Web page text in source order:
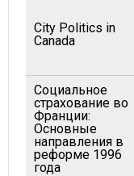
City Politics in
Canada
Социальное
страхование во
Франции:
Основные
направления в
реформе 1996
года